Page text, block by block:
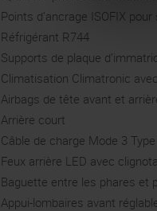
Points d’ancrage ISOFIX
Réfrigérant R744
Supports de plaque
Climatisation Climatronic
Airbags de tête avant et
Arrière court
Câble de charge Mode 3
Feux arrière LED avec
Baguette entre les phares et
Appui-lombaires avant